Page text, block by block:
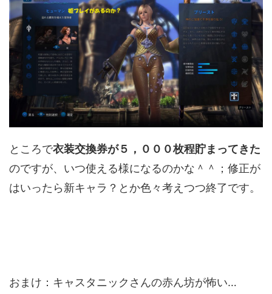
ところで衣装交換券が５，０００枚程貯まってきた
のですが、いつ使える様になるのかな＾＾；修正が
はいったら新キャラ？とか色々考えつつ終了です。
おまけ：キャスタニックさんの赤ん坊が怖い…